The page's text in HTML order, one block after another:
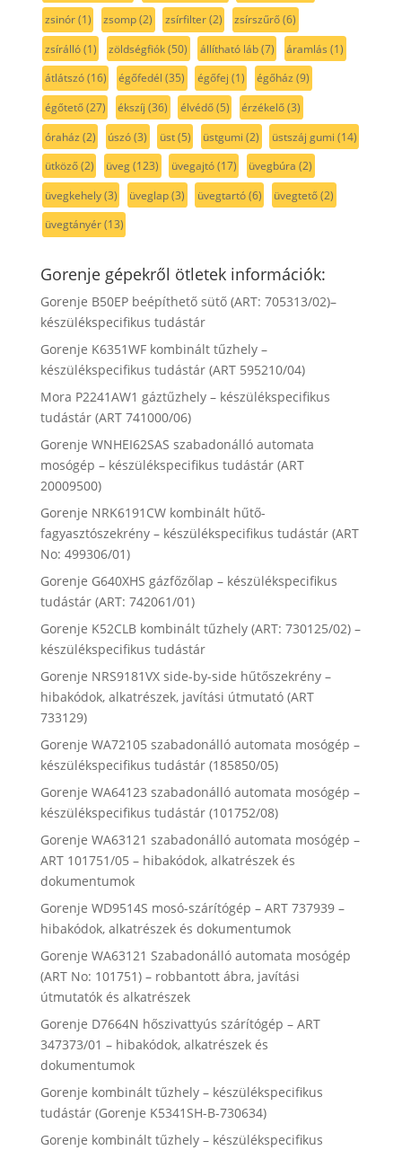
zsinór(1) zsomp(2) zsírfilter(2) zsírszűrő(6)
zsírálló(1) zöldségfiók(50) állítható láb(7) áramlás (1)
átlátszó(16) égőfedél (35) égőfej (1) égőház (9)
égőtető(27) ékszíj (36) élvédő(5) érzékelő(3)
óraház (2) úszó(3) üst(5) üstgumi (2) üstszáj gumi (14)
ütköző(2) üveg(123) üvegajtó(17) üvegbúra (2)
üvegkehely(3) üveglap(3) üvegtartó(6) üvegtető(2)
üvegtányér(13)
Gorenje gépekről ötletek információk:
Gorenje B50EP beépíthető sütő (ART: 705313/02)–
készülékspecifikus tudástár
Gorenje K6351WF kombinált tűzhely –
készülékspecifikus tudástár (ART 595210/04)
Mora P2241AW1 gáztűzhely – készülékspecifikus
tudástár (ART 741000/06)
Gorenje WNHEI62SAS szabadonálló automata
mosógép – készülékspecifikus tudástár (ART
20009500)
Gorenje NRK6191CW kombinált hűtő-
fagyasztószekrény – készülékspecifikus tudástár (ART
No: 499306/01)
Gorenje G640XHS gázfőzőlap – készülékspecifikus
tudástár (ART: 742061/01)
Gorenje K52CLB kombinált tűzhely (ART: 730125/02) –
készülékspecifikus tudástár
Gorenje NRS9181VX side-by-side hűtőszekrény –
hibakódok, alkatrészek, javítási útmutató (ART
733129)
Gorenje WA72105 szabadonálló automata mosógép –
készülékspecifikus tudástár (185850/05)
Gorenje WA64123 szabadonálló automata mosógép –
készülékspecifikus tudástár (101752/08)
Gorenje WA63121 szabadonálló automata mosógép –
ART 101751/05 – hibakódok, alkatrészek és
dokumentumok
Gorenje WD9514S mosó-szárítógép – ART 737939 –
hibakódok, alkatrészek és dokumentumok
Gorenje WA63121 Szabadonálló automata mosógép
(ART No: 101751) – robbantott ábra, javítási
útmutatók és alkatrészek
Gorenje D7664N hőszivattyús szárítógép – ART
347373/01 – hibakódok, alkatrészek és
dokumentumok
Gorenje kombinált tűzhely – készülékspecifikus
tudástár (Gorenje K5341SH-B-730634)
Gorenje kombinált tűzhely – készülékspecifikus